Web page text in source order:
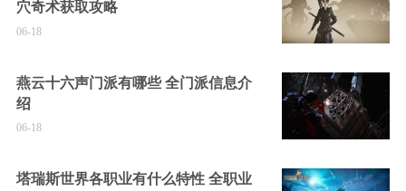
穴奇术获取攻略
06-18
燕云十六声门派有哪些 全门派信息介
绍
06-18
塔瑞斯世界各职业有什么特性 全职业